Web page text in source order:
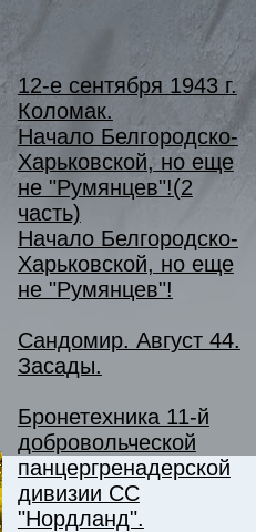
12-е сентября 1943 г.
Коломак.
Начало Белгородско-
Харьковской, но еще
не "Румянцев"!(2
часть)
Начало Белгородско-
Харьковской, но еще
не "Румянцев"!
Сандомир. Август 44.
Засады.
Бронетехника 11-й
добровольческой
панцергренадерской
дивизии СС
"Нордланд".